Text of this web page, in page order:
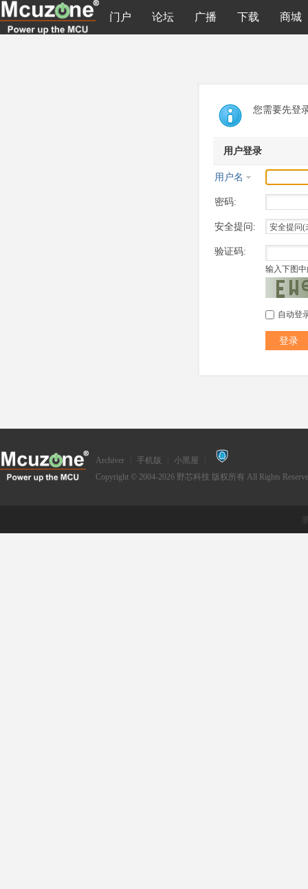
门户 论坛 广播 下载 商城
您需要先登
用户登录
用户名
密码:
安全提问:
验证码:
输入下图
自动登
登录
Archiver 手机版 小黑屋
Copyright © 2004-2026 野芯科技 版权所有 All Rights